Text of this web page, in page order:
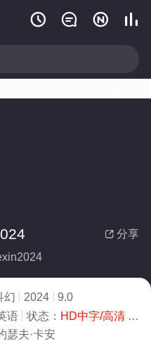
   
 分享
幻 2024
9.0
语 状态： HD中字/高清- 免费在线观看
瑟夫·卡安